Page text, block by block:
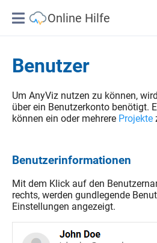
Online Hilfe
Benutzer
Um AnyViz nutzen zu können,
über ein Benutzerkonto benötigt.
können ein oder mehrere Projekte
Benutzerinformationen
Mit dem Klick auf den
rechts, werden gundlegende
Einstellungen angezeigt.